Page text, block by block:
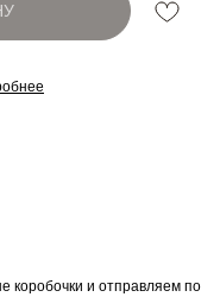
коробочки и отправляем по